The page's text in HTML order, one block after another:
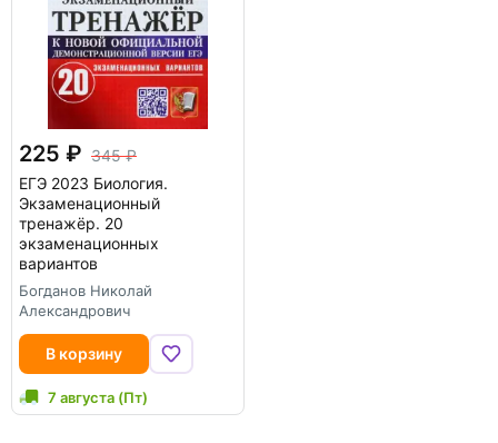
225
345
ЕГЭ 2023 Биология.
Экзаменационный
тренажёр. 20
экзаменационных
вариантов
Богданов Николай
Александрович
В корзину
7 августа (Пт)